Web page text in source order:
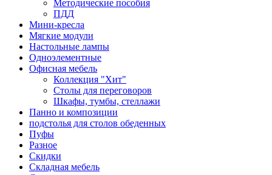
Методические пособия
ПДД
Мини-кресла
Мягкие модули
Настольные лампы
Одноэлементные
Офисная мебель
Коллекция "Хит"
Столы для переговоров
Шкафы, тумбы, стеллажи
Панно и композиции
подстолья для столов обеденных
Пуфы
Разное
Скидки
Складная мебель